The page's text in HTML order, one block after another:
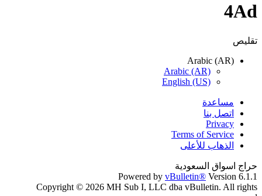
4Ad
تقليص
Arabic (AR)
Arabic (AR)
English (US)
مساعدة
اتصل بنا
Privacy
Terms of Service
الذهاب للأعلى
حراج اسواق السعودية
Powered by vBulletin® Version 6.1.1
Copyright © 2026 MH Sub I, LLC dba vBulletin. All rights